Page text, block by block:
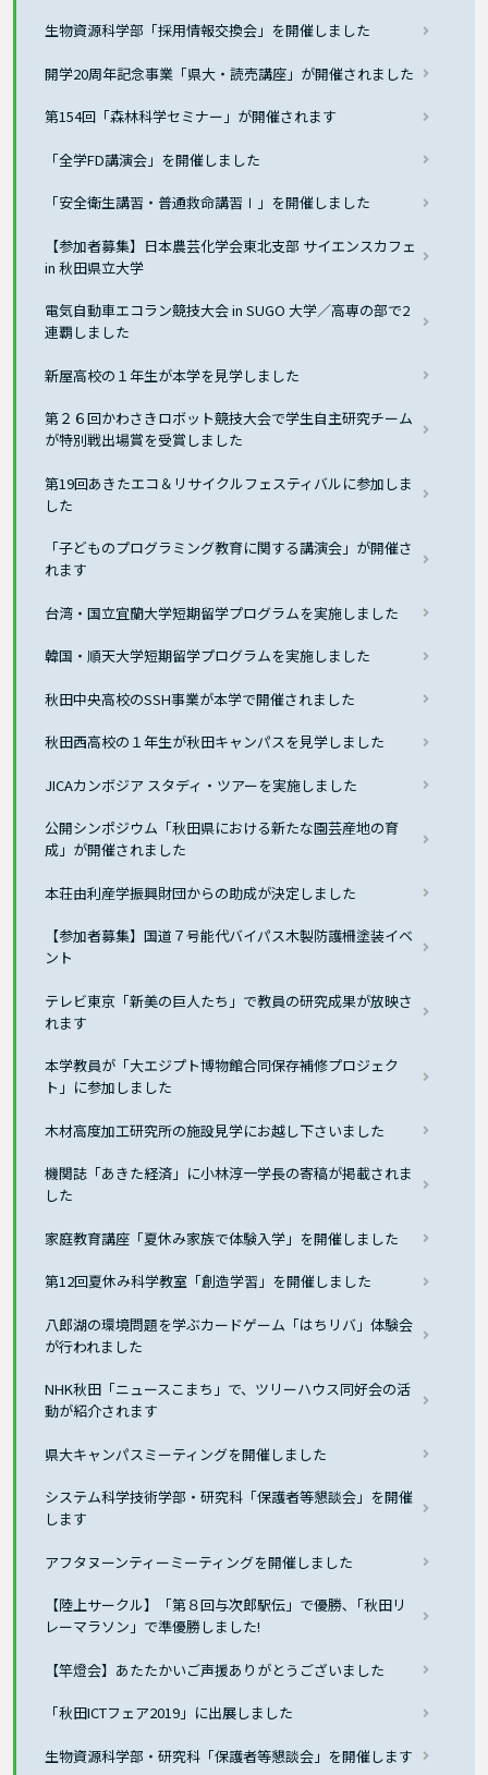
生物資源科学部「採用情報交換会」を開催しました
開学20周年記念事業「県大・読売講座」が開催されました
第154回「森林科学セミナー」が開催されます
「全学FD講演会」を開催しました
「安全衛生講習・普通救命講習Ⅰ」を開催しました
【参加者募集】日本農芸化学会東北支部 サイエンスカフェ
in 秋田県立大学
電気自動車エコラン競技大会 in SUGO 大学／高専の部で2
連覇しました
新屋高校の１年生が本学を見学しました
第２６回かわさきロボット競技大会で学生自主研究チーム
が特別戦出場賞を受賞しました
第19回あきたエコ＆リサイクルフェスティバルに参加しま
した
「子どものプログラミング教育に関する講演会」が開催さ
れます
台湾・国立宜蘭大学短期留学プログラムを実施しました
韓国・順天大学短期留学プログラムを実施しました
秋田中央高校のSSH事業が本学で開催されました
秋田西高校の１年生が秋田キャンパスを見学しました
JICAカンボジア スタディ・ツアーを実施しました
公開シンポジウム「秋田県における新たな園芸産地の育
成」が開催されました
本荘由利産学振興財団からの助成が決定しました
【参加者募集】国道７号能代バイパス木製防護柵塗装イベ
ント
テレビ東京「新美の巨人たち」で教員の研究成果が放映さ
れます
本学教員が「大エジプト博物館合同保存補修プロジェク
ト」に参加しました
木材高度加工研究所の施設見学にお越し下さいました
機関誌「あきた経済」に小林淳一学長の寄稿が掲載されま
した
家庭教育講座「夏休み家族で体験入学」を開催しました
第12回夏休み科学教室「創造学習」を開催しました
八郎湖の環境問題を学ぶカードゲーム「はちリバ」体験会
が行われました
NHK秋田「ニュースこまち」で、ツリーハウス同好会の活
動が紹介されます
県大キャンパスミーティングを開催しました
システム科学技術学部・研究科「保護者等懇談会」を開催
します
アフタヌーンティーミーティングを開催しました
【陸上サークル】「第８回与次郎駅伝」で優勝､「秋田リ
レーマラソン」で準優勝しました!
【竿燈会】あたたかいご声援ありがとうございました
「秋田ICTフェア2019」に出展しました
生物資源科学部・研究科「保護者等懇談会」を開催します